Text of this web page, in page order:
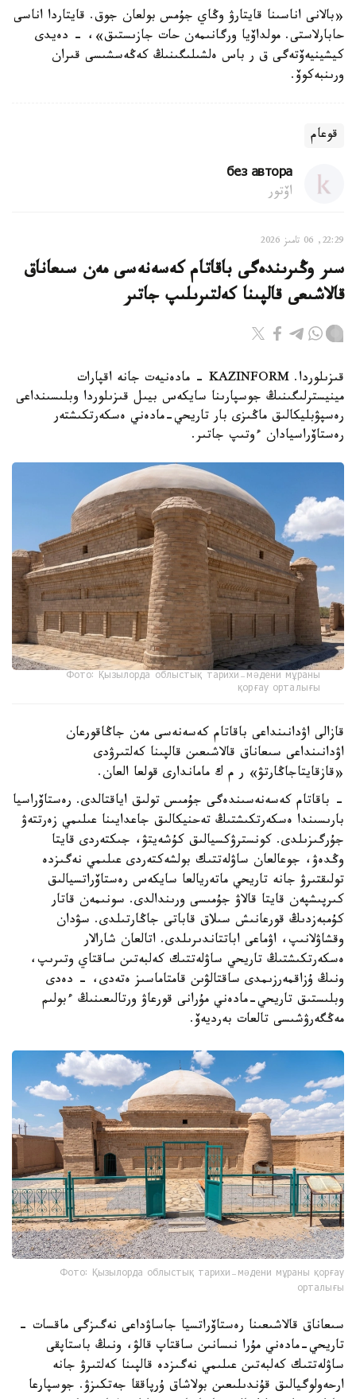
«بالانى اناسىنا قايتارۋ وڭاي جۇمس بولعان جوق. قايتاردا اناسى
حابارلاستى. مولداۆيا ورگانىمەن حات جازىستىق»، - دەيدى
كيشينيەۆتەگى ق ر باس ەلشىلىگىنىڭ كەڭەسشىسى قىران
ورىنبەكوۆ.
قوعام
без автора
اۆتور
22:29, 06 تامىز 2026
سىر وڭىرىندەگى باقاتام كەسەنەسى مەن سىعاناق
قالاشىعى قالپىنا كەلتىرىلىپ جاتىر
قىزىلوردا. KAZINFORM - مادەنيەت جانە اقپارات
مينيسترلىگىنىڭ جوسپارىنا سايكەس بيىل قىزىلوردا وبلىسىنداعى
رەسپۋبليكالىق ماڭىزى بار تاريحي-مادەني ەسكەرتكىشتەر
رەستاۆراسيادان ءوتىپ جاتىر.
Фото: Қызылорда облыстық тарихи-мәдени мұраны
қорғау орталығы
قازالى اۋدانىنداعى باقاتام كەسەنەسى مەن جاڭاقورعان
اۋدانىنداعى سىعاناق قالاشىعىن قالپىنا كەلتىرۋدى
«قازقايتاجاڭارتۋ» ر م ك ماماندارى قولعا العان.
- باقاتام كەسەنەسىندەگى جۇمىس تولىق اياقتالدى. رەستاۆراسيا
بارىسىندا ەسكەرتكىشتىڭ تەحنيكالىق جاعدايىنا عىلىمي زەرتتەۋ
جۇرگىزىلدى. كونسترۋكسيالىق كۇشەيتۋ، جىكتەردى قايتا
وڭدەۋ، جوعالعان ساۋلەتتىك بولشەكتەردى عىلىمي نەگىزدە
تولىقتىرۋ جانە تاريحي ماتەريالعا سايكەس رەستاۆراتسيالىق
كىرپىشپەن قايتا قالاۋ جۇمىسى ورىندالدى. سونىمەن قاتار
كۇمبەزدىڭ قورعانىش سىلاق قاباتى جاڭارتىلدى. سۋدان
وقشاۋلانىپ، اۋماعى اباتتاندىرىلدى. اتالعان شارالار
ەسكەرتكىشتىڭ تاريحي ساۋلەتتىك كەلبەتىن ساقتاي وتىرىپ،
ونىڭ ۇزاقمەرزىمدى ساقتالۋىن قامتاماسىز ەتەدى، - دەدى
وبلىستىق تاريحي-مادەني مۇرانى قورعاۋ ورتالىعىنىڭ ءبولىم
مەڭگەرۋشىسى تالعات بەرديەۆ.
Фото: Қызылорда облыстық тарихи-мәдени мұраны қорғау
орталығы
سىعاناق قالاشىعىنا رەستاۆراتسيا جاساۋداعى نەگىزگى ماقسات -
تاريحي-مادەني مۇرا نىسانىن ساقتاپ قالۋ، ونىڭ باستاپقى
ساۋلەتتىك كەلبەتىن عىلىمي نەگىزدە قالپىنا كەلتىرۋ جانە
ارحەولوگيالىق قۇندىلىعىن بولاشاق ۇرپاققا جەتكىزۋ. جوسپارعا